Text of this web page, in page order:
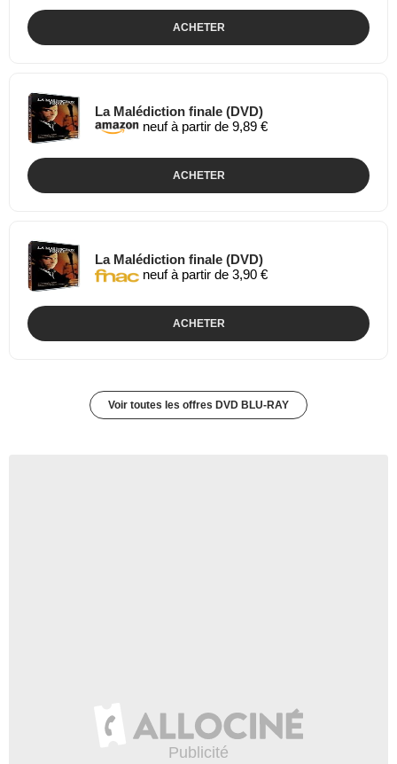
ACHETER
La Malédiction finale (DVD)
neuf à partir de 9,89 €
ACHETER
La Malédiction finale (DVD)
neuf à partir de 3,90 €
ACHETER
Voir toutes les offres DVD BLU-RAY